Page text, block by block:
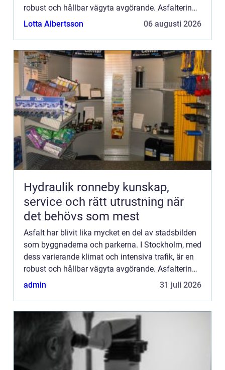
robust och hållbar vägyta avgörande. Asfaltering i
Stockholm är inte bara ...
Lotta Albertsson 06 augusti 2026
Hydraulik ronneby kunskap,
service och rätt utrustning när
det behövs som mest
Asfalt har blivit lika mycket en del av stadsbilden
som byggnaderna och parkerna. I Stockholm, med
dess varierande klimat och intensiva trafik, är en
robust och hållbar vägyta avgörande. Asfaltering i
Stockholm är inte bara ...
admin 31 juli 2026